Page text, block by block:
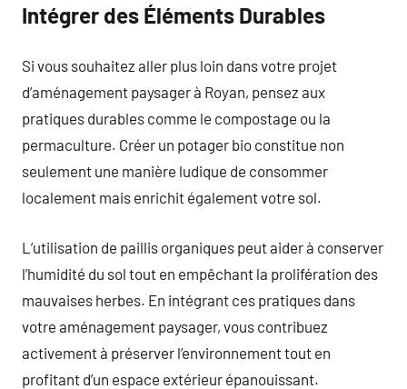
Intégrer des Éléments Durables
Si vous souhaitez aller plus loin dans votre projet
d’aménagement paysager à Royan, pensez aux
pratiques durables comme le compostage ou la
permaculture. Créer un potager bio constitue non
seulement une manière ludique de consommer
localement mais enrichit également votre sol.
L’utilisation de paillis organiques peut aider à conserver
l’humidité du sol tout en empêchant la prolifération des
mauvaises herbes. En intégrant ces pratiques dans
votre aménagement paysager, vous contribuez
activement à préserver l’environnement tout en
profitant d’un espace extérieur épanouissant.